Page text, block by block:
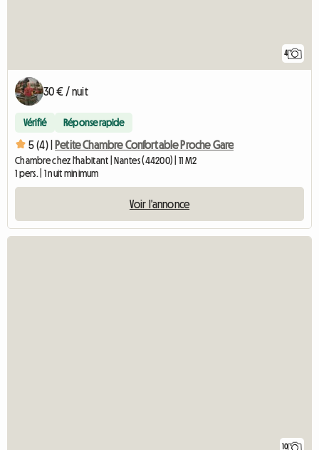
4
30 € / nuit
Vérifié Réponse rapide
5 (4) | Petite Chambre Confortable Proche Gare
Chambre chez l'habitant | Nantes (44200) | 11 M2
1 pers. | 1 nuit minimum
Voir l'annonce
10